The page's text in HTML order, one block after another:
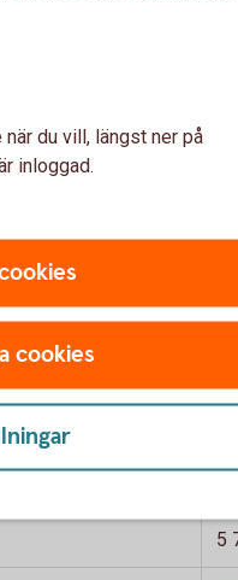
Avrundade tal
årets ingång fyllt
5
du vill, längst ner på
inloggad.
cookies